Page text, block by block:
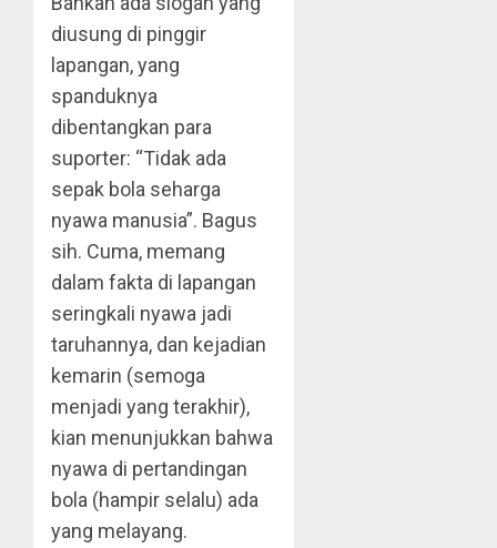
diusung di pinggir
lapangan, yang
spanduknya
dibentangkan para
suporter: “Tidak ada
sepak bola seharga
nyawa manusia”. Bagus
sih. Cuma, memang
dalam fakta di lapangan
seringkali nyawa jadi
taruhannya, dan kejadian
kemarin (semoga
menjadi yang terakhir),
kian menunjukkan bahwa
nyawa di pertandingan
bola (hampir selalu) ada
yang melayang.